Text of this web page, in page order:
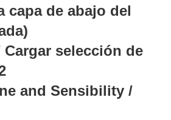
capa de abajo del
Cargar selección de
and Sensibility /